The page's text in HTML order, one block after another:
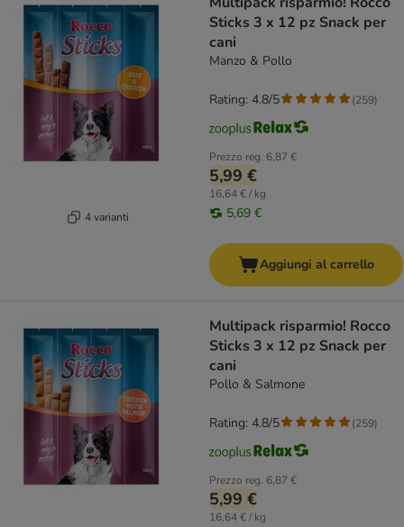
4 varianti
Sticks 3 x 12 pz Snack per
cani
Manzo & Pollo
Prezzo reg. 6,87 €
5,99 €
16,64 € / kg
5,69 €
Rating: 4.8/5 (259)
Aggiungi al carrello
Multipack risparmio! Rocco
Sticks 3 x 12 pz Snack per
cani
Pollo & Salmone
Prezzo reg. 6,87 €
5,99 €
16,64 € / kg
Rating: 4.8/5 (259)